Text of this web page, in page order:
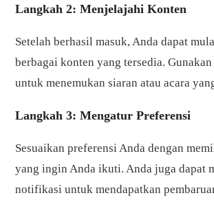
Langkah 2: Menjelajahi Konten
Setelah berhasil masuk, Anda dapat
berbagai konten yang tersedia.
untuk menemukan siaran atau acara
Langkah 3: Mengatur Preferensi
Sesuaikan preferensi Anda dengan
yang ingin Anda ikuti. Anda juga dapat
notifikasi untuk mendapatkan